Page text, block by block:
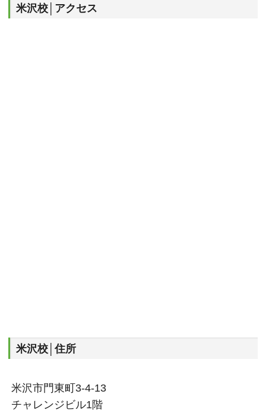
米沢校│アクセス
米沢校│住所
米沢市門東町3-4-13
チャレンジビル1階